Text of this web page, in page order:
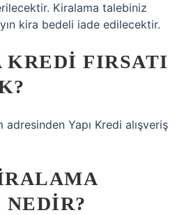
Kiralama talebiniz
kira bedeli iade edilecektir.
KREDI FIRSATI
Yapı Kredi alışveriş
NEDIR?